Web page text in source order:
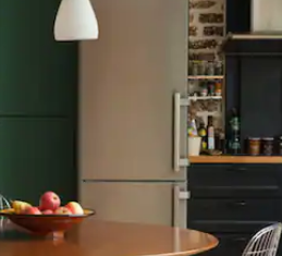
oben und unten oder erkunde